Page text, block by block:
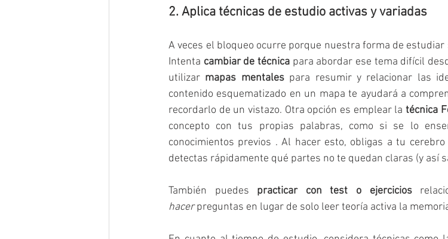
2. Aplica técnicas de estudio activas y variadas
A veces el bloqueo ocurre porque nuestra forma de estudiar
Intenta cambiar de técnica para abordar ese tema difícil
utilizar mapas mentales para resumir y relacionar las
contenido esquematizado en un mapa te ayudará a
recordarlo de un vistazo. Otra opción es emplear la técnica
concepto con tus propias palabras, como si se lo
conocimientos previos​ . Al hacer esto, obligas a tu
detectas rápidamente qué partes no te quedan claras (y así
También puedes practicar con test o ejercicios
hacer preguntas en lugar de solo leer teoría activa la